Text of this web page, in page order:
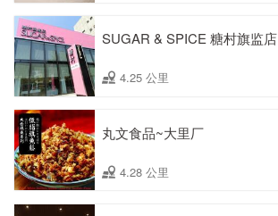
SUGAR & SPICE 糖村旗监店
4.25 公里
丸文食品~大里厂
4.28 公里